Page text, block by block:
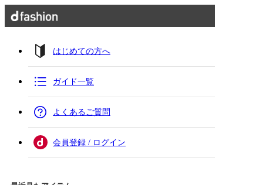
はじめての方へ
ガイド一覧
よくあるご質問
会員登録 / ログイン